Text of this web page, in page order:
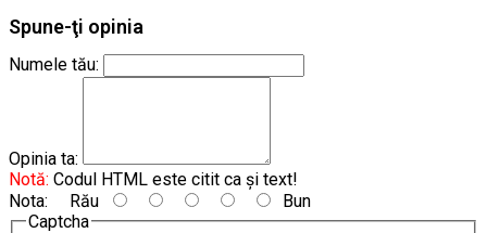
Spune-ţi opinia
Numele tău:
Opinia ta:
Notă: Codul HTML este citit ca şi text!
Nota: Rău
Bun
Captcha